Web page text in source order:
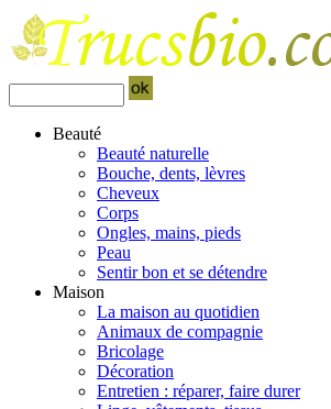
Beauté
Beauté naturelle
Bouche, dents, lèvres
Cheveux
Corps
Ongles, mains, pieds
Peau
Sentir bon et se détendre
Maison
La maison au quotidien
Animaux de compagnie
Bricolage
Décoration
Entretien : réparer, faire durer